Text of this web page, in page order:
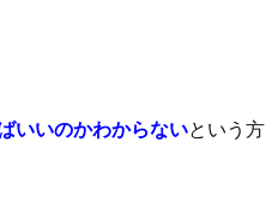
いいのかわからないという方